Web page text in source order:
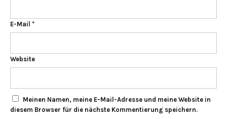
E-Mail *
Website
Meinen Namen, meine E-Mail-Adresse und meine Website in
diesem Browser für die nächste Kommentierung speichern.